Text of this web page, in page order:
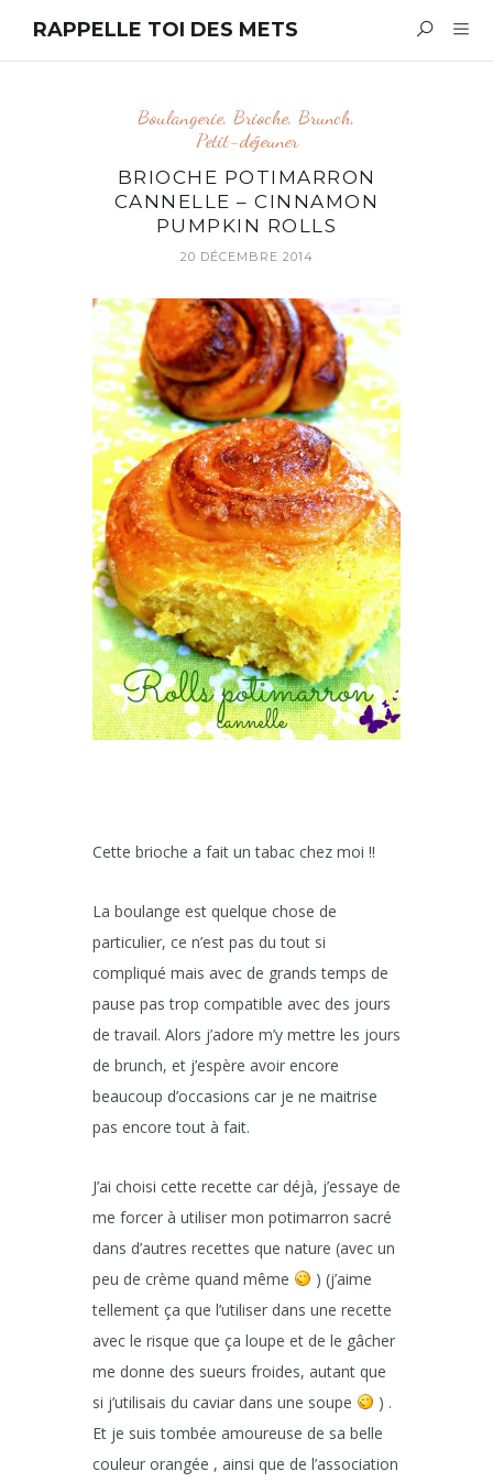
RAPPELLE TOI DES METS
Boulangerie, Brioche, Brunch,
Petit-déjeuner
BRIOCHE POTIMARRON
CANNELLE – CINNAMON
PUMPKIN ROLLS
20 DÉCEMBRE 2014
Cette brioche a fait un tabac chez moi !!
La boulange est quelque chose de
particulier, ce n’est pas du tout si
compliqué mais avec de grands temps de
pause pas trop compatible avec des jours
de travail. Alors j’adore m’y mettre les jours
de brunch, et j’espère avoir encore
beaucoup d’occasions car je ne maitrise
pas encore tout à fait.
J’ai choisi cette recette car déjà, j’essaye de
me forcer à utiliser mon potimarron sacré
dans d’autres recettes que nature (avec un
peu de crème quand même
) (j’aime
tellement ça que l’utiliser dans une recette
avec le risque que ça loupe et de le gâcher
me donne des sueurs froides, autant que
si j’utilisais du caviar dans une soupe
) .
Et je suis tombée amoureuse de sa belle
couleur orangée , ainsi que de l’association